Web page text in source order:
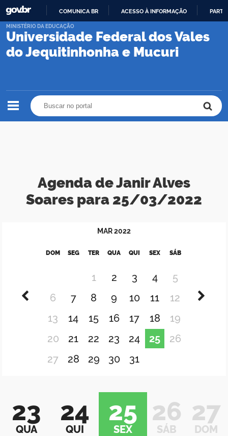
PARA
CONTEÚDO
COMUNICA BR ACESSO À INFORMAÇÃO
Universidade Federal dos Vales
do Jequitinhonha e Mucuri
MINISTÉRIO DA EDUCAÇÃO
Agenda de Janir Alves
Soares para 25/03/2022
MAR2022
DOM SEG TER QUA QUI SEX SÁB
1 2 3 4
5
6
7 8 9 10 11
12
13
14 15 16 17 18
19
20
21 22 23 24 25
26
27
28 29 30 31
23
QUA
24
QUI
25
SEX
26
SÁB
27
DOM